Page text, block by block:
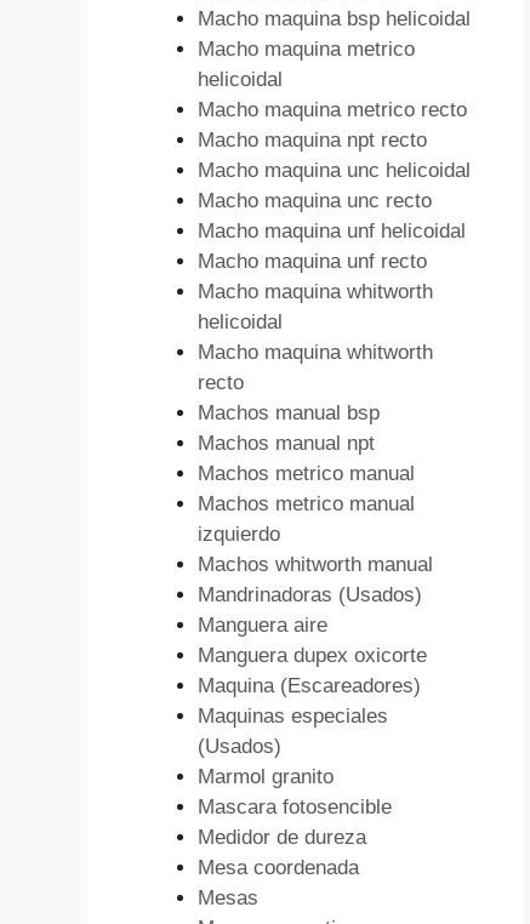
Macho maquina bsp helicoidal
Macho maquina metrico
helicoidal
Macho maquina metrico recto
Macho maquina npt recto
Macho maquina unc helicoidal
Macho maquina unc recto
Macho maquina unf helicoidal
Macho maquina unf recto
Macho maquina whitworth
helicoidal
Macho maquina whitworth
recto
Machos manual bsp
Machos manual npt
Machos metrico manual
Machos metrico manual
izquierdo
Machos whitworth manual
Mandrinadoras (Usados)
Manguera aire
Manguera dupex oxicorte
Maquina (Escareadores)
Maquinas especiales
(Usados)
Marmol granito
Mascara fotosencible
Medidor de dureza
Mesa coordenada
Mesas